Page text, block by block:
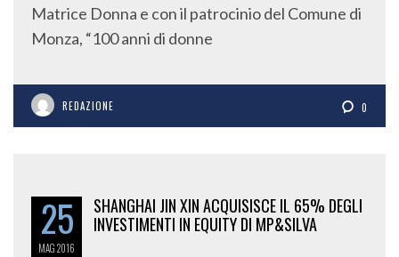
Matrice Donna e con il patrocinio del Comune di
Monza, “100 anni di donne
REDAZIONE 0
25
MAG2016
SHANGHAI JIN XIN ACQUISISCE IL 65% DEGLI
INVESTIMENTI IN EQUITY DI MP&SILVA